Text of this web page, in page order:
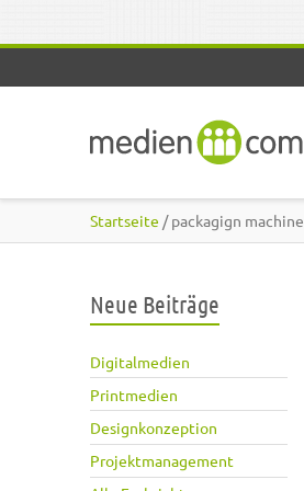
Startseite / packagign machine
Neue Beiträge
Digitalmedien
Printmedien
Designkonzeption
Projektmanagement